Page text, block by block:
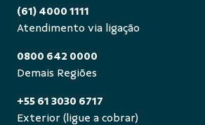
(61) 4000 1111
Atendimento via ligação
0800 642 0000
Demais Regiões
+55 61 3030 6717
Exterior (ligue a cobrar)